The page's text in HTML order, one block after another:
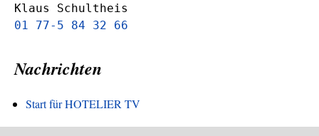
Klaus Schultheis
01 77-5 84 32 66
Nachrichten
Start für HOTELIER TV